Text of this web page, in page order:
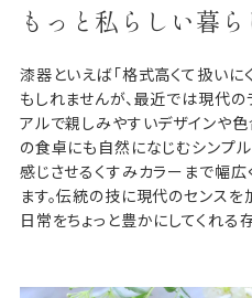
もっと私らしい暮ら
漆器といえば「格式高くて扱いに
もしれませんが、最近では現代の
アルで親しみやすいデザインや
の食卓にも自然になじむシンプ
感じさせるくすみカラーまで幅
ます。伝統の技に現代のセンスを
日常をちょっと豊かにしてくれる